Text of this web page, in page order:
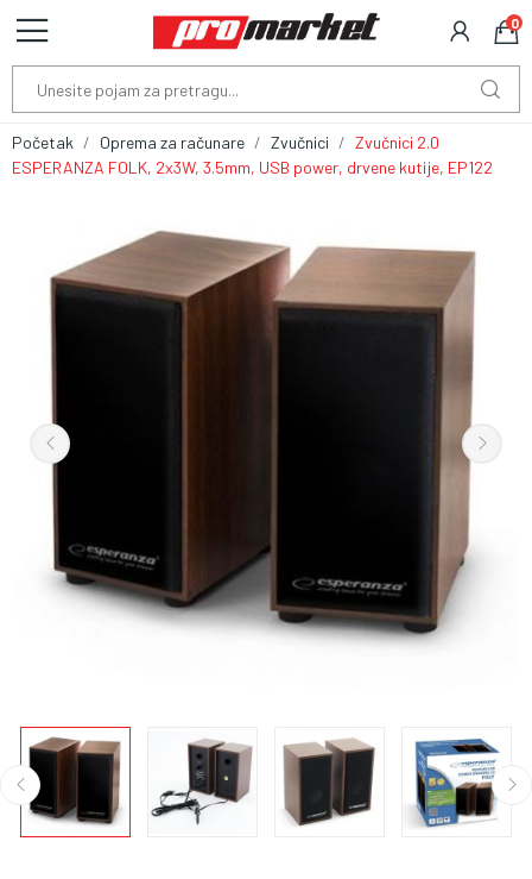
0
Početak Oprema za računare Zvučnici
Zvučnici 2.0
ESPERANZA FOLK, 2x3W, 3.5mm, USB power, drvene kutije, EP122